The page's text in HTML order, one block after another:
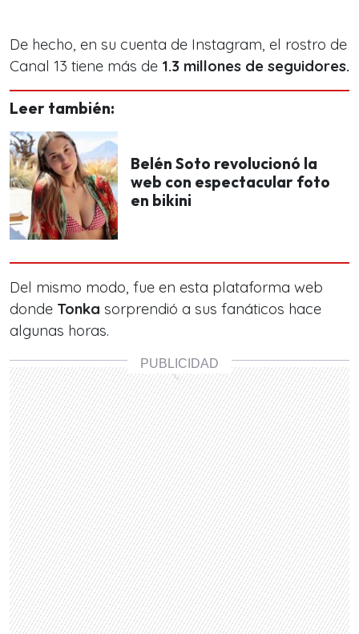
De hecho, en su cuenta de Instagram, el rostro de
Canal 13 tiene más de 1.3 millones de seguidores.
Leer también:
Belén Soto revolucionó la
web con espectacular foto
en bikini
Del mismo modo, fue en esta plataforma web
donde Tonka sorprendió a sus fanáticos hace
algunas horas.